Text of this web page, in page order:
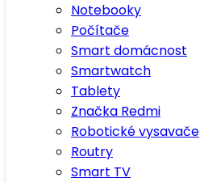
Notebooky
Počítače
Smart domácnost
Smartwatch
Tablety
Značka Redmi
Robotické vysavače
Routry
Smart TV